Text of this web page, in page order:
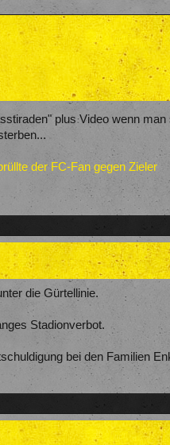
plus Video wenn
der FC-Fan gegen Zieler
die Gürtellinie.
Stadionverbot.
bei den Familien